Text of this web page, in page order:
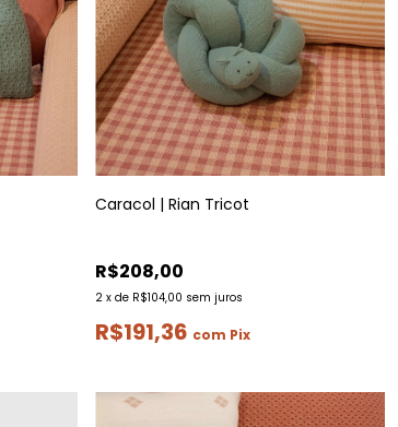
Caracol | Rian Tricot
R$208,00
2 x de R$104,00 sem juros
R$191,36 com Pix